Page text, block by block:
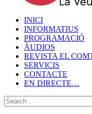
INICI
INFORMATIUS
PROGRAMACIÓ
ÀUDIOS
REVISTA EL
SERVICIS
CONTACTE
EN DIRECTE…